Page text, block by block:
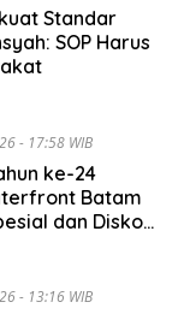
Standar
SOP Harus
- 17:58 WIB
ke-24
Batam
dan Diskon
- 13:16 WIB